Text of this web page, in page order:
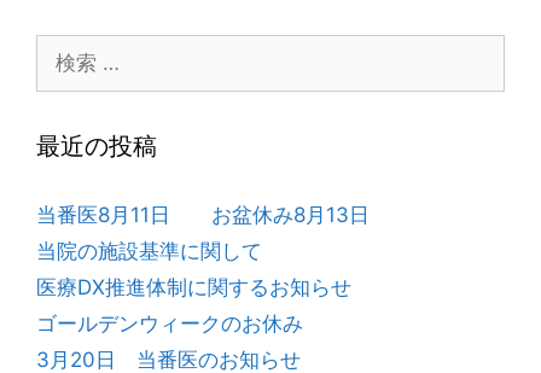
ー
索:
最近の投稿
当番医8月11日 お盆休み8月13日
当院の施設基準に関して
医療DX推進体制に関するお知らせ
ゴールデンウィークのお休み
3月20日 当番医のお知らせ